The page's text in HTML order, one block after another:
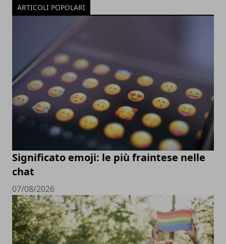
ARTICOLI POPOLARI
Significato emoji: le più fraintese nelle
chat
07/08/2026